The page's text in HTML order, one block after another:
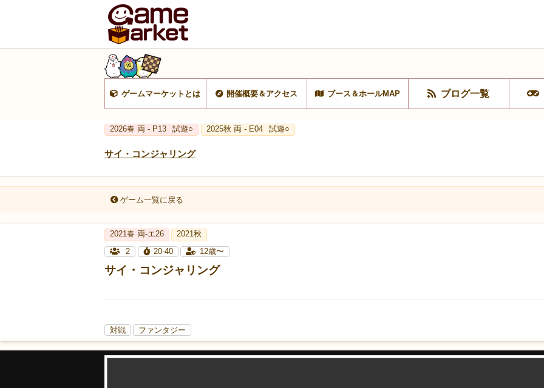
ゲームマーケットとは 開催概要＆アクセス ブース＆ホールMAP ブログ一覧
2026春 両 - P13 試遊○ 2025秋 両 - E04 試遊○
サイ・コンジャリング
ゲーム一覧に戻る
2021春 両-エ26
2021秋
2
20-40 12歳〜
サイ・コンジャリング
対戦 ファンタジー